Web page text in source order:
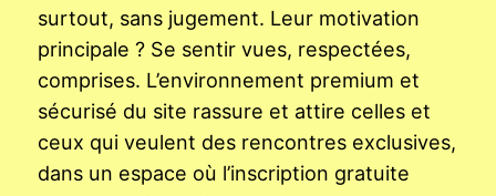
surtout, sans jugement. Leur motivation
principale ? Se sentir vues, respectées,
comprises. L’environnement premium et
sécurisé du site rassure et attire celles et
ceux qui veulent des rencontres exclusives,
dans un espace où l’inscription gratuite